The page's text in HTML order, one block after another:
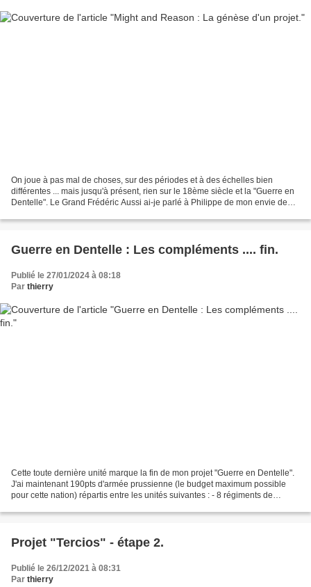
On joue à pas mal de choses, sur des périodes et à des échelles bien
différentes ... mais jusqu'à présent, rien sur le 18ème siècle et la "Guerre en
Dentelle". Le Grand Frédéric Aussi ai-je parlé à Philippe de mon envie de
Guerre en Dentelle : Les compléments .... fin.
Publié le 27/01/2024 à 08:18
Par thierry
Cette toute dernière unité marque la fin de mon projet "Guerre en Dentelle".
J'ai maintenant 190pts d'armée prussienne (le budget maximum possible
pour cette nation) répartis entre les unités suivantes : - 8 régiments de
Projet "Tercios" - étape 2.
Publié le 26/12/2021 à 08:31
Par thierry